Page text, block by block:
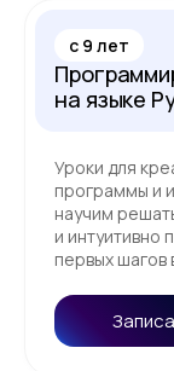
c 9 лет
на языке
Уроки для
программы и
научим
и интуитивно
первых шагов